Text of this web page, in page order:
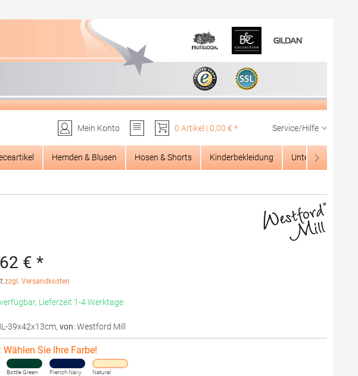
Mein Konto
0 Artikel | 0,00 € * Service/Hilfe
Hemden & Blusen Hosen & Shorts Kinderbekleidung Unterwäsche
€ *
zzgl. Versandkosten
Lieferzeit 1-4 Werktage
39x42x13cm, von: Westford Mill
Sie Ihre Farbe!
Bottle Green French Navy Natural